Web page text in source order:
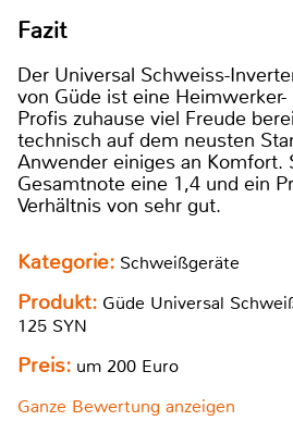
Fazit
Der Universal Schweiss-
von Güde ist eine
Profis zuhause viel Freude
technisch auf dem neusten
Anwender einiges an Komfort.
Gesamtnote eine 1,4 und ein
Verhältnis von sehr gut.
Kategorie: Schweißgeräte
Produkt: Güde Universal
125 SYN
Preis: um 200 Euro
Ganze Bewertung anzeigen